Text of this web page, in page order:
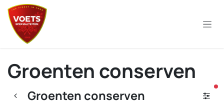
Overslaan naar inhoud
Groenten conserven
Groenten conserven